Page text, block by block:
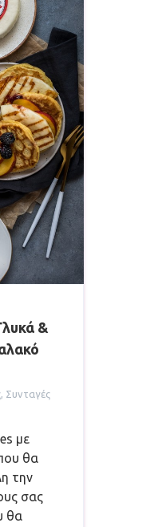
&
, Συνταγές
με
θα
την
σας
θα